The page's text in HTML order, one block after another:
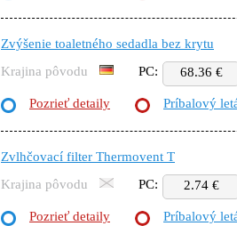
Zvýšenie toaletného sedadla bez krytu
Krajina pôvodu
PC: 68.36 €
Pozrieť detaily Príbalový
Zvlhčovací filter Thermovent T
Krajina pôvodu
PC: 2.74 €
Pozrieť detaily Príbalový